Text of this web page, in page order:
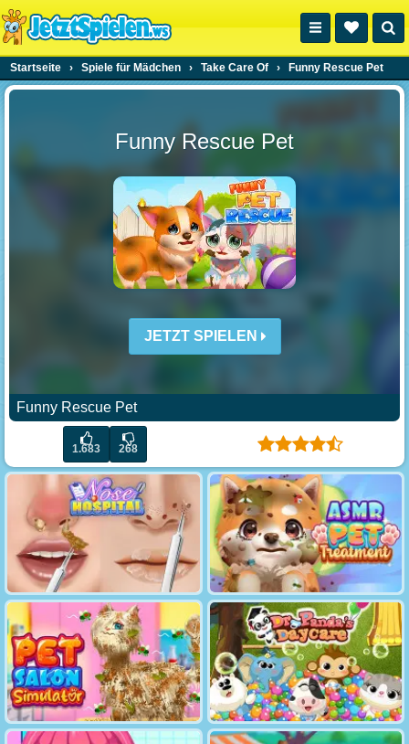
Startseite › Spiele für Mädchen › Take Care Of › Funny Rescue Pet
Funny Rescue Pet
JETZT SPIELEN
Funny Rescue Pet
1.683 268